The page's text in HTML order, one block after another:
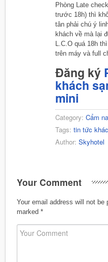
Phòng Late
trước 18h) thì
tân phải chú ý
khách về mà lại
L.C.O quá 18h
trên máy và full
Đăng ký
khách
mini
Category: Cẩm
Tags: tin tức
Author: Skyhotel
Your Comment
Your email address will not be
marked *